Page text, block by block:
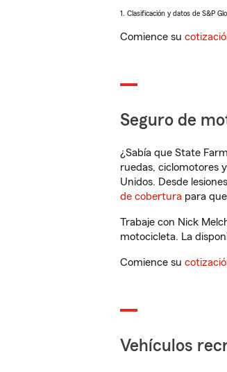
1. Clasificación y datos de S&P
Comience su
Seguro de
¿Sabía que State
ruedas, ciclomotores
Unidos. Desde
de cobertura para
Trabaje con Nick
motocicleta. La
Comience su
Vehículos